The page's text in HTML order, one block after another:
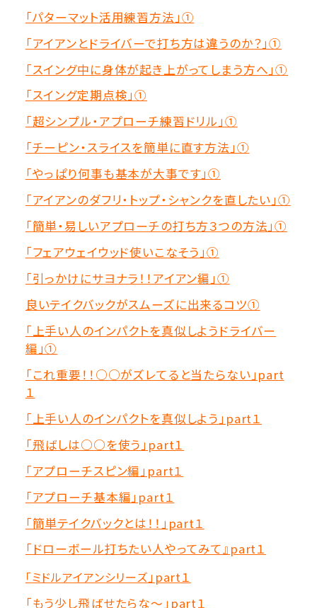
「パターマット活用練習方法」①
「アイアンとドライバーで打ち方は違うのか？」①
「スイング中に身体が起き上がってしまう方へ」①
「スイング定期点検」①
「超シンプル・アプローチ練習ドリル」①
「チーピン・スライスを簡単に直す方法」①
「やっぱり何事も基本が大事です」①
「アイアンのダフリ・トップ・シャンクを直したい」①
「簡単・易しいアプローチの打ち方３つの方法」①
「フェアウェイウッド使いこなそう」①
「引っかけにサヨナラ！！アイアン編」①
良いテイクバックがスムーズに出来るコツ①
「上手い人のインパクトを真似しようドライバー
編」①
「これ重要！！○○がズレてると当たらない」part
１
「上手い人のインパクトを真似しよう」part１
「飛ばしは○○を使う」part１
「アプローチスピン編」part１
「アプローチ基本編」part１
「簡単テイクバックとは！！」part１
「ドローボール打ちたい人やってみて』part１
「ミドルアイアンシリーズ」part１
「もう少し飛ばせたらな～」part１